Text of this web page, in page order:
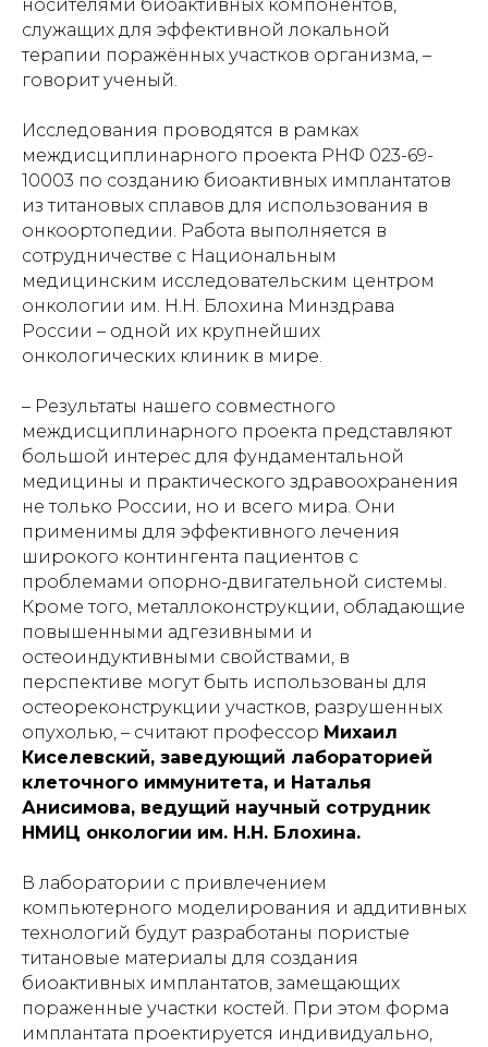
носителями биоактивных компонентов,
служащих для эффективной локальной
терапии поражённых участков организма, –
говорит ученый.
Исследования проводятся в рамках
междисциплинарного проекта РНФ 023-69-
10003 по созданию биоактивных имплантатов
из титановых сплавов для использования в
онкоортопедии. Работа выполняется в
сотрудничестве с Национальным
медицинским исследовательским центром
онкологии им. Н.Н. Блохина Минздрава
России – одной их крупнейших
онкологических клиник в мире.
– Результаты нашего совместного
междисциплинарного проекта представляют
большой интерес для фундаментальной
медицины и практического здравоохранения
не только России, но и всего мира. Они
применимы для эффективного лечения
широкого контингента пациентов с
проблемами опорно-двигательной системы.
Кроме того, металлоконструкции, обладающие
повышенными адгезивными и
остеоиндуктивными свойствами, в
перспективе могут быть использованы для
остеореконструкции участков, разрушенных
опухолью, – считают профессор Михаил
Киселевский, заведующий лабораторией
клеточного иммунитета, и Наталья
Анисимова, ведущий научный сотрудник
НМИЦ онкологии им. Н.Н. Блохина.
В лаборатории с привлечением
компьютерного моделирования и аддитивных
технологий будут разработаны пористые
титановые материалы для создания
биоактивных имплантатов, замещающих
пораженные участки костей. При этом форма
имплантата проектируется индивидуально,